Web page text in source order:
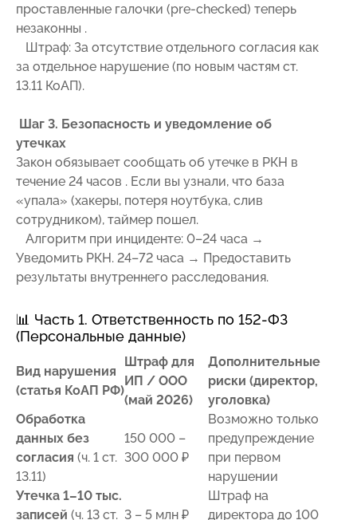
проставленные галочки (pre-checked) теперь
незаконны .
Штраф: За отсутствие отдельного согласия как
за отдельное нарушение (по новым частям ст.
13.11 КоАП).
Шаг 3. Безопасность и уведомление об
утечках
Закон обязывает сообщать об утечке в РКН в
течение 24 часов . Если вы узнали, что база
«упала» (хакеры, потеря ноутбука, слив
сотрудником), таймер пошел.
Алгоритм при инциденте: 0–24 часа →
Уведомить РКН. 24–72 часа → Предоставить
результаты внутреннего расследования.
📊 Часть 1. Ответственность по 152-ФЗ
(Персональные данные)
Вид нарушения
(статья КоАП РФ)
Штраф для
ИП / ООО
(май 2026)
Дополнительные
риски (директор,
уголовка)
Обработка
данных без
согласия (ч. 1 ст.
13.11)
150 000 –
300 000 ₽
Возможно только
предупреждение
при первом
нарушении
Утечка 1–10 тыс.
записей (ч. 13 ст. 3 – 5 млн ₽
Штраф на
директора до 100